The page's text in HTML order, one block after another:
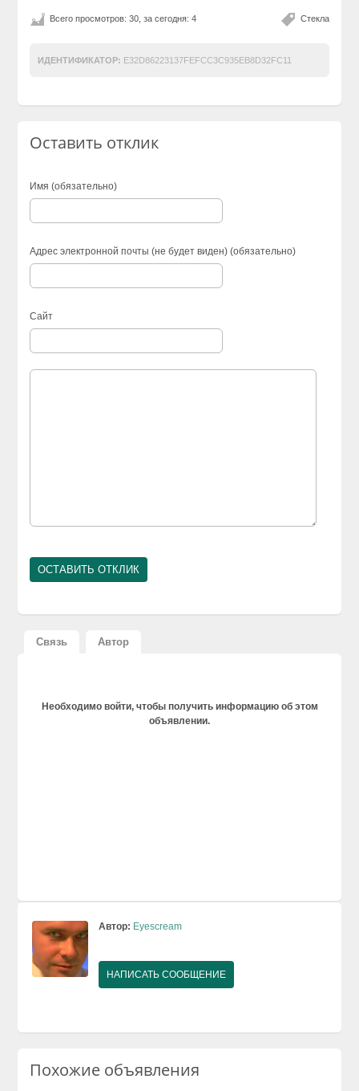
Стекла
Всего просмотров: 30, за сегодня: 4
ИДЕНТИФИКАТОР: E32D86223137FEFCC3C935EB8D32FC11
Оставить отклик
Имя (обязательно)
Адрес электронной почты (не будет виден) (обязательно)
Сайт
Связь Автор
Необходимо войти, чтобы получить информацию об этом
объявлении.
Автор: Eyescream
НАПИСАТЬ СООБЩЕНИЕ
Похожие объявления